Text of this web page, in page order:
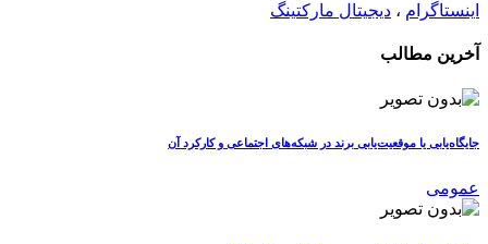
اینستاگرام ، دیجیتال مارکتینگ
آخرین مطالب
جایگاه‌یابی یا موقعیت‌یابی برند در شبکه‌های اجتماعی و کارکرد آن
عمومی